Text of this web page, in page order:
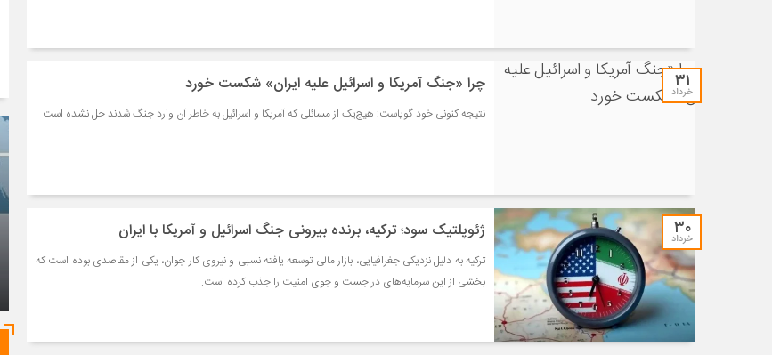
۳۱
خرداد چرا «جنگ آمریکا و اسرائیل علیه ایران» شکست خورد
نتیجه کنونی خود گویاست: هیچ‌یک از مسائلی که آمریکا و اسرائیل به خاطر آن وارد جنگ شدند حل نشده است.
۳۰
خرداد ژئوپلتیک سود؛ ترکیه، برنده بیرونی جنگ اسرائیل و آمریکا با ایران
ترکیه به دلیل نزدیکی جغرافیایی، بازار مالی توسعه یافته نسبی و نیروی کار جوان، یکی از مقاصدی بوده است که
بخشی از این سرمایه‌های در جست و جوی امنیت را جذب کرده است.